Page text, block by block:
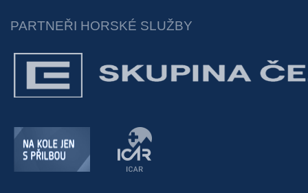
PARTNEŘI HORSKÉ SLUŽBY